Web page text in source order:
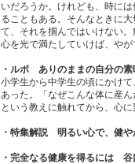
いだろうか。けれども、時に
ることもある。そんなときに
て、それを掴んではいけない
心を光で満たしていけば、やが
・ルポ ありのままの自分の
小学生から中学生の頃にかけ
あった。「なぜこんな体に産
という教えに触れてから、心
・特集解説 明るい心で、健や
・完全なる健康を得るには 谷